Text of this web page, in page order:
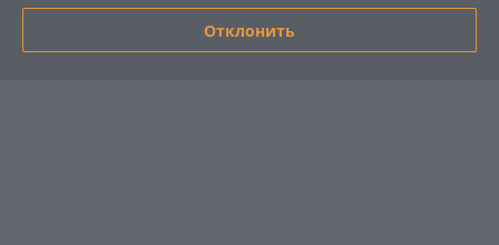
Сайт создан на платформе Deal.by
Отклонить